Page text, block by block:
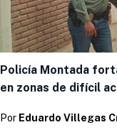
Policía Montada
en zonas de difícil
Por Eduardo Villegas